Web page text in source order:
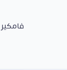
فامكير